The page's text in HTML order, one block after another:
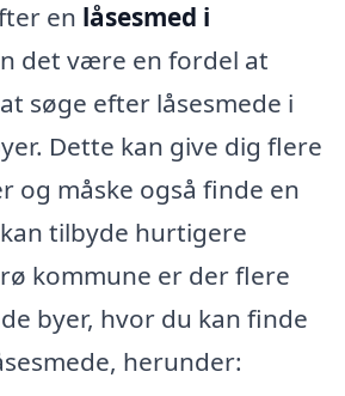
en låsesmed i
det være en fordel at
søge efter låsesmede i
Dette kan give dig flere
og måske også finde en
tilbyde hurtigere
kommune er der flere
byer, hvor du kan finde
herunder: